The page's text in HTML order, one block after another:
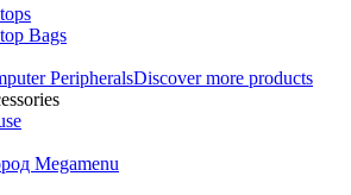
Bags
PeripheralsDiscover more products
Megamenu